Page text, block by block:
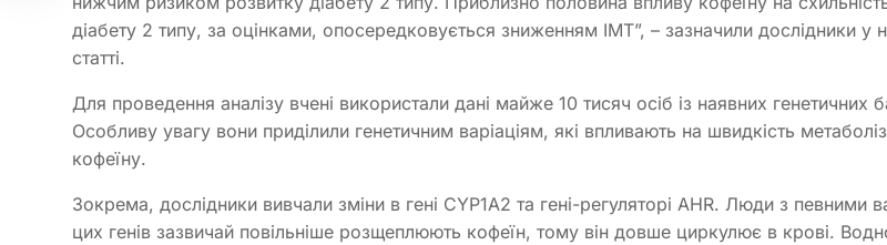
діабету 2 типу, за оцінками, опосередковується зниженням ІМТ”, – зазначили дослідники у
статті.
Для проведення аналізу вчені використали дані майже 10 тисяч осіб із наявних генетичних
Особливу увагу вони приділили генетичним варіаціям, які впливають на швидкість
кофеїну.
Зокрема, дослідники вивчали зміни в гені CYP1A2 та гені-регуляторі AHR. Люди з певними
цих генів зазвичай повільніше розщеплюють кофеїн, тому він довше циркулює в крові.